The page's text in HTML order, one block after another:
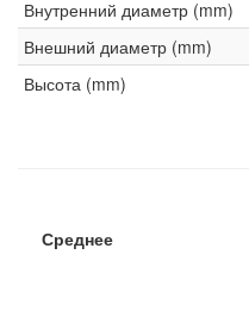
Внутренний диаметр (mm)
Внешний диаметр (mm)
Высота (mm)
Среднее